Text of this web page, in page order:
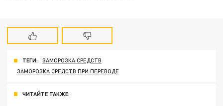
ТЕГИ:
ЗАМОРОЗКА СРЕДСТВ
ЗАМОРОЗКА СРЕДСТВ ПРИ ПЕРЕВОДЕ
ЧИТАЙТЕ ТАКЖЕ: